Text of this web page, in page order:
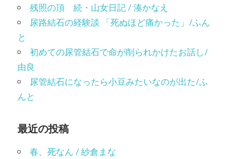
残照の頂 続・山女日記 / 湊かなえ
尿路結石の経験談 「死ぬほど痛かった」/ふん
と
初めての尿管結石で命が削られかけたお話し/
由良
尿管結石になったら小豆みたいなのが出た/ふ
んと
最近の投稿
春、死なん / 紗倉まな